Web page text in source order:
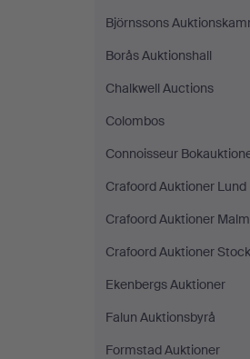
Björnssons
Borås Auktionshall
Chalkwell Auctions
Colombos
Connoisseur
Crafoord Auktioner Lund
Crafoord Auktioner
Crafoord Auktioner
Ekenbergs Auktioner
Falun Auktionsbyrå
Formstad Auktioner